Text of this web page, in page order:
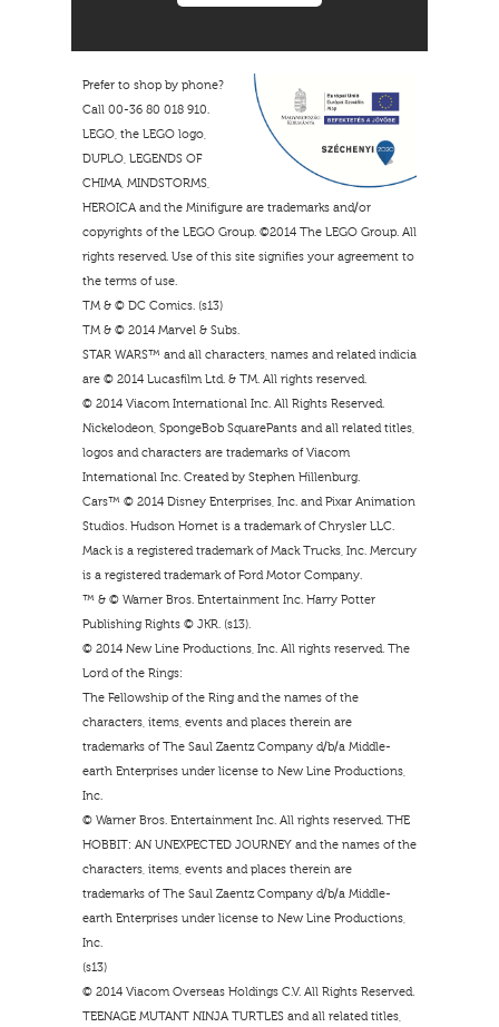
Prefer to shop by phone?
Call 00-36 80 018 910.
LEGO, the LEGO logo,
DUPLO, LEGENDS OF
CHIMA, MINDSTORMS,
HEROICA and the Minifigure are trademarks and/or
copyrights of the LEGO Group. ©2014 The LEGO Group. All
rights reserved. Use of this site signifies your agreement to
the terms of use.
TM & © DC Comics. (s13)
TM & © 2014 Marvel & Subs.
STAR WARS™ and all characters, names and related indicia
are © 2014 Lucasfilm Ltd. & TM. All rights reserved.
© 2014 Viacom International Inc. All Rights Reserved.
Nickelodeon, SpongeBob SquarePants and all related titles,
logos and characters are trademarks of Viacom
International Inc. Created by Stephen Hillenburg.
Cars™ © 2014 Disney Enterprises, Inc. and Pixar Animation
Studios. Hudson Hornet is a trademark of Chrysler LLC.
Mack is a registered trademark of Mack Trucks, Inc. Mercury
is a registered trademark of Ford Motor Company.
™ & © Warner Bros. Entertainment Inc. Harry Potter
Publishing Rights © JKR. (s13).
© 2014 New Line Productions, Inc. All rights reserved. The
Lord of the Rings:
The Fellowship of the Ring and the names of the
characters, items, events and places therein are
trademarks of The Saul Zaentz Company d/b/a Middle-
earth Enterprises under license to New Line Productions,
Inc.
© Warner Bros. Entertainment Inc. All rights reserved. THE
HOBBIT: AN UNEXPECTED JOURNEY and the names of the
characters, items, events and places therein are
trademarks of The Saul Zaentz Company d/b/a Middle-
earth Enterprises under license to New Line Productions,
Inc.
(s13)
© 2014 Viacom Overseas Holdings C.V. All Rights Reserved.
TEENAGE MUTANT NINJA TURTLES and all related titles,